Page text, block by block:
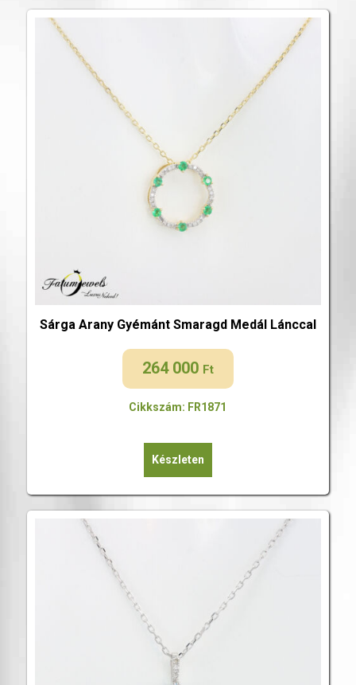
Sárga Arany Gyémánt Smaragd Medál Lánccal
264 000 Ft
Cikkszám: FR1871
Készleten